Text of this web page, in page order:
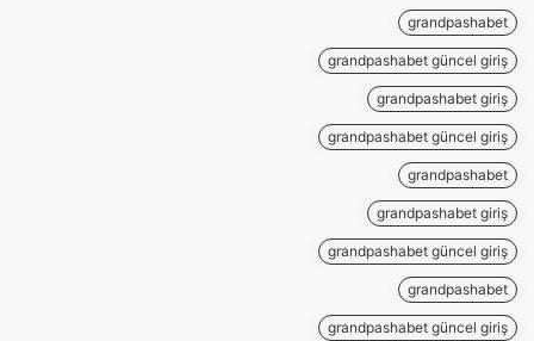
grandpashabet
grandpashabet güncel giriş
grandpashabet giriş
grandpashabet güncel giriş
grandpashabet
grandpashabet giriş
grandpashabet güncel giriş
grandpashabet
grandpashabet güncel giriş